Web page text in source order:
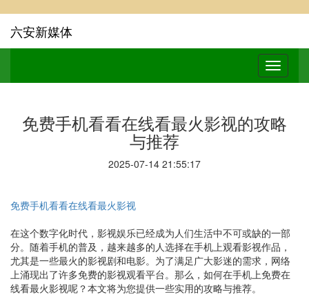
六安新媒体
免费手机看看在线看最火影视的攻略
与推荐
2025-07-14 21:55:17
免费手机看看在线看最火影视
在这个数字化时代，影视娱乐已经成为人们生活中不可或缺的一部
分。随着手机的普及，越来越多的人选择在手机上观看影视作品，
尤其是一些最火的影视剧和电影。为了满足广大影迷的需求，网络
上涌现出了许多免费的影视观看平台。那么，如何在手机上免费在
线看最火影视呢？本文将为您提供一些实用的攻略与推荐。